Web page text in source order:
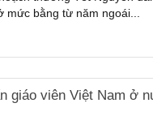
mức bằng từ năm ngoái...
giáo viên Việt Nam ở